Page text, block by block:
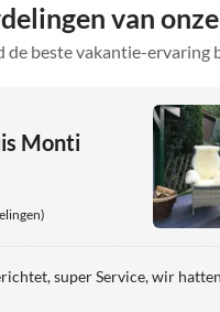
van
beste vakantie-ervaring
Monti
super Service, wir